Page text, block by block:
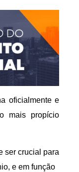
oficialmente e
mais propício
ser crucial para
e em função